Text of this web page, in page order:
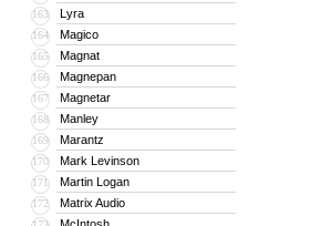
163 Lyra
164 Magico
165 Magnat
166 Magnepan
167 Magnetar
168 Manley
169 Marantz
170 Mark Levinson
171 Martin Logan
172 Matrix Audio